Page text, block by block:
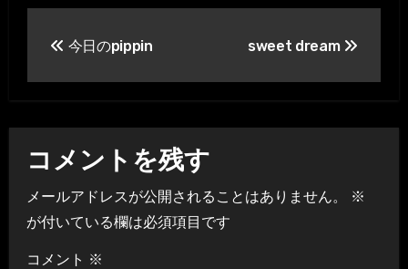
ビ
ゲ
ー
シ
今日のpippin sweet dream
コメントを残す
メールアドレスが公開されることはありません。
※
が付いている欄は必須項目です
コメント ※